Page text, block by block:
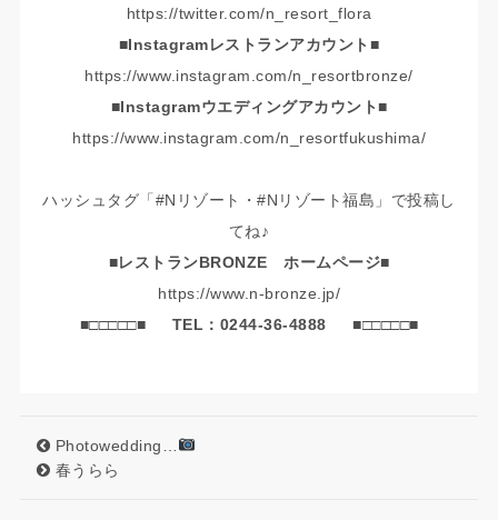
https://twitter.com/n_resort_flora
■Instagramレストランアカウント■
https://www.instagram.com/n_resortbronze/
■Instagramウエディングアカウント■
https://www.instagram.com/n_resortfukushima/
ハッシュタグ「#Nリゾート・#Nリゾート福島」で投稿し
てね♪
■レストランBRONZE ホームページ■
https://www.n-bronze.jp/
■□□□□□■ TEL：0244-36-4888 ■□□□□□■
Photowedding…
春うらら